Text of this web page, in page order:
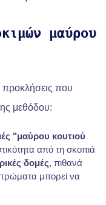
μαύρου
προκλήσεις που
μεθόδου:
"μαύρου κουτιού
από τη σκοπιά
δομές, πιθανά
μπορεί να